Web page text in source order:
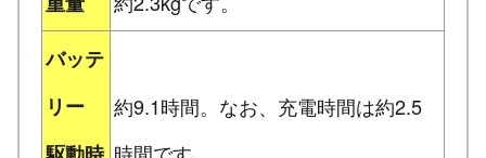
バッテ
リー
約9.1時間。なお、充電時間は約2.5
時間です。